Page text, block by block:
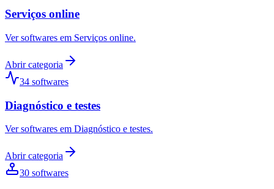
Serviços online
Ver softwares em Serviços online.
Abrir categoria
34 softwares
Diagnóstico e testes
Ver softwares em Diagnóstico e testes.
Abrir categoria
30 softwares